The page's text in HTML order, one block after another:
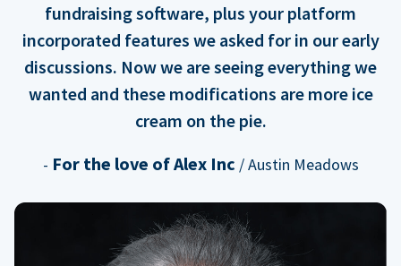
fundraising software, plus your platform
incorporated features we asked for in our early
discussions. Now we are seeing everything we
wanted and these modifications are more ice
cream on the pie.
- For the love of Alex Inc / Austin Meadows